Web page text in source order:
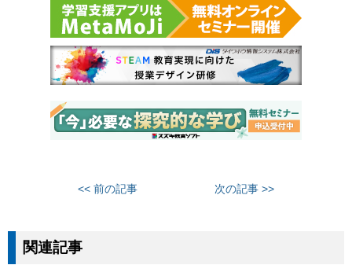
<< 前の記事 次の記事 >>
関連記事